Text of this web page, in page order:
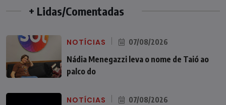
+ Lidas/Comentadas
NOTÍCIAS 07/08/2026
Nádia Menegazzi leva o nome de Taió ao
palco do
NOTÍCIAS 07/08/2026